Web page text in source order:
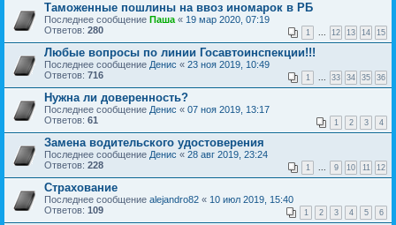
Таможенные пошлины на ввоз иномарок в РБ
Последнее сообщение Паша « 19 мар 2020, 07:19
Ответов: 280 1 ... 12 13 14 15
Любые вопросы по линии Госавтоинспекции!!!
Последнее сообщение Денис « 23 ноя 2019, 10:49
Ответов: 716 1 ... 33 34 35 36
Нужна ли доверенность?
Последнее сообщение Денис « 07 ноя 2019, 13:17
Ответов: 61 1 2 3 4
Замена водительского удостоверения
Последнее сообщение Денис « 28 авг 2019, 23:24
Ответов: 228 1 ... 9 10 11 12
Страхование
Последнее сообщение alejandro82 « 10 июл 2019, 15:40
Ответов: 109 1 2 3 4 5 6